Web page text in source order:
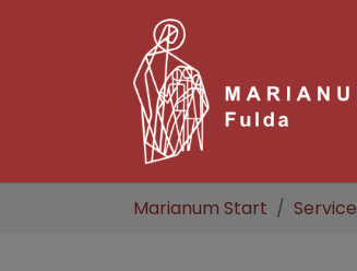
Marianum Start Service